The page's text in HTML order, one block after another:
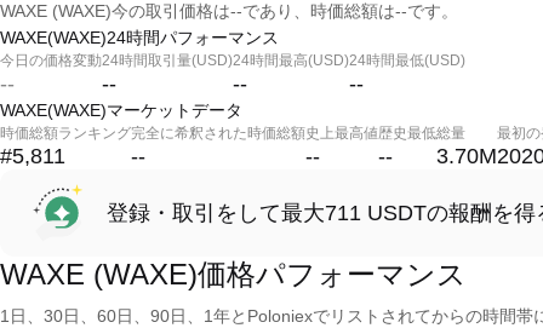
WAXE (WAXE)今の取引価格は--であり、時価総額は--です。
WAXE(WAXE)24時間パフォーマンス
今日の価格変動
--
24時間取引量(USD)
--
24時間最高(USD)
--
24時間最低(USD)
--
WAXE(WAXE)マーケットデータ
時価総額ランキング
#5,811
完全に希釈された時価総額
--
史上最高値
--
歴史最低
--
総量
3.70M
最初
登録・取引をして最大711 USDTの報酬を得
WAXE (WAXE)価格パフォーマンス
1日、30日、60日、90日、1年とPoloniexでリストされてからの時間